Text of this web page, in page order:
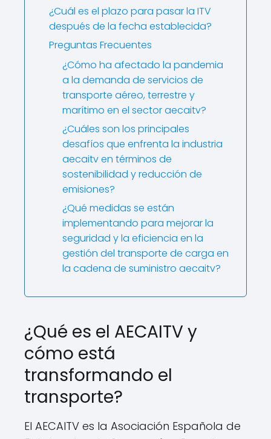
¿Cuál es el plazo para pasar la ITV
después de la fecha establecida?
Preguntas Frecuentes
¿Cómo ha afectado la pandemia
a la demanda de servicios de
transporte aéreo, terrestre y
marítimo en el sector aecaitv?
¿Cuáles son los principales
desafíos que enfrenta la industria
aecaitv en términos de
sostenibilidad y reducción de
emisiones?
¿Qué medidas se están
implementando para mejorar la
seguridad y la eficiencia en la
gestión del transporte de carga en
la cadena de suministro aecaitv?
¿Qué es el AECAITV y
cómo está
transformando el
transporte?
El AECAITV es la Asociación Española de